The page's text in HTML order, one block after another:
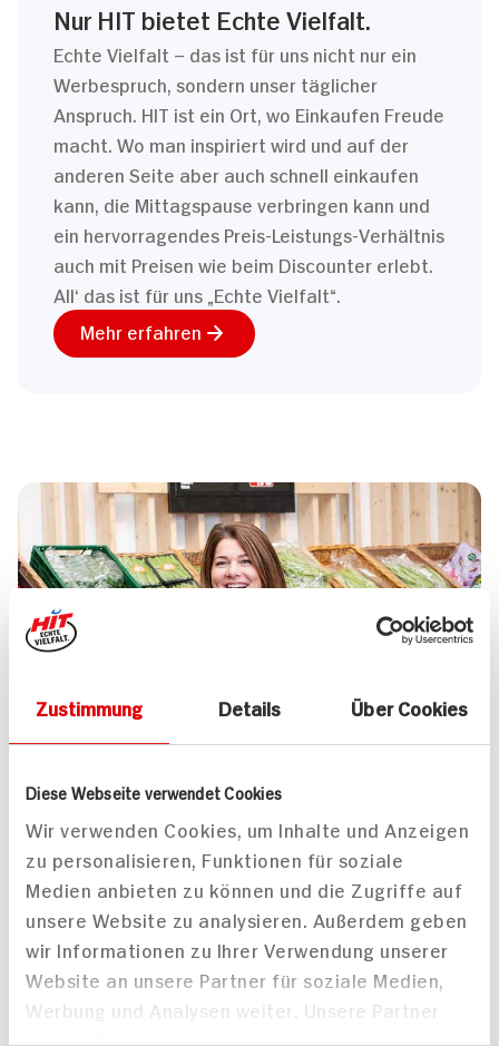
Zustimmung Details Über Cookies
Diese Webseite verwendet Cookies
Wir verwenden Cookies, um Inhalte und Anzeigen
zu personalisieren, Funktionen für soziale
Medien anbieten zu können und die Zugriffe auf
unsere Website zu analysieren. Außerdem geben
wir Informationen zu Ihrer Verwendung unserer
Website an unsere Partner für soziale Medien,
Werbung und Analysen weiter. Unsere Partner
führen diese Informationen möglicherweise mit
Nur HIT bietet Echte Vielfalt.
Echte Vielfalt – das ist für uns nicht nur ein
Werbespruch, sondern unser täglicher
Anspruch. HIT ist ein Ort, wo Einkaufen Freude
macht. Wo man inspiriert wird und auf der
anderen Seite aber auch schnell einkaufen
kann, die Mittagspause verbringen kann und
ein hervorragendes Preis-Leistungs-Verhältnis
auch mit Preisen wie beim Discounter erlebt.
All‘ das ist für uns „Echte Vielfalt“.
Mehr erfahren
UNSER 7 SERVICE-VERSPRECHEN
Wir geben für Sie täglich unser
Bestes. Versprochen!
Unser Anspruch ist es, dass Ihr Einkauf bei uns
jedes Mal zum Vergnügen wird. Dafür legen
wir uns jeden Tag ins Zeug. Verlässliche
Qualität, Frische und Herkunft unserer
Produkte, entspannteres Einkaufen, bester